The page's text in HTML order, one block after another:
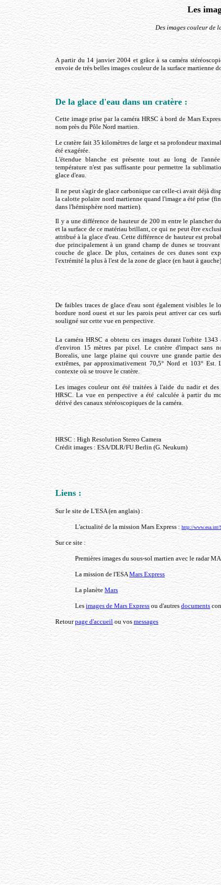
Les
Des images couleur de
A partir du 14 janvier 2004 et grâce à sa caméra
envoie de très belles images couleur de la surface
De la glace d'eau dans un cratère :
Cette image prise par la caméra HRSC à bord de Mars
nom près du Pôle Nord martien.
Le cratère fait 35 kilomètres de large et sa profondeur
été exagérée.
L'étendue blanche est présente tout au long de
température n'est pas suffisante pour permettre la
glace d'eau.
Il ne peut s'agir de glace carbonique car celle-ci avait déjà
la calotte polaire nord martienne quand l'image a été prise
dans l'hémisphère nord martien).
Il y a une différence de hauteur de 200 m entre le plancher
et la surface de ce matériau brillant, ce qui ne peut être
attribué à la glace d'eau. Cette différence de hauteur est
due principalement à un grand champ de dunes se
couche de glace. De plus, certaines de ces dunes sont
l'extrémité la plus à l'est de la zone de glace (en haut à
De faibles traces de glace d'eau sont également visibles le
bordure nord ouest et sur les parois peut arriver car ces
souligné sur cette vue en perspective.
La caméra HRSC a obtenu ces images durant l'orbite
d'environ 15 mètres par pixel. Le cratère d'impact sans
Borealis, une large plaine qui couvre une grande partie
extrêmes, par approximativement 70,5° Nord et 103°
contexte où se trouve le cratère.
Les images couleur ont été traitées à l'aide du nadir et
HRSC. La vue en perspective a été calculée à partir du
dérivé des canaux stéréoscopiques de la caméra.
HRSC : High Resolution Stereo Camera
Crédit images : ESA/DLR/FU Berlin (G. Neukum)
Liens :
Sur le site de L'ESA (en anglais) :
L'actualité de la mission Mars Express : http://www.esa.int/
Sur ce site :
Premières images du sous-sol martien avec le radar
La mission de l'ESAMars Express
La planète Mars
Lesimages de Mars Express ou d'autres documents
Retourpage d'accueilou vos messages